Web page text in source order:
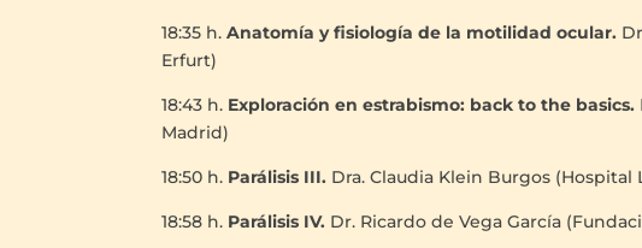
18:35 h.Anatomía y fisiología de la motilidad ocular.
Erfurt)
18:43 h. Exploración en estrabismo: back to the basics.
Madrid)
18:50 h. Parálisis III. Dra. Claudia Klein Burgos (Hospital
18:58 h. Parálisis IV. Dr. Ricardo de Vega García